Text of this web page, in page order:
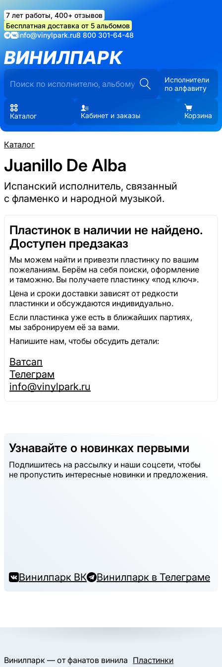
7 лет работы, 400+ отзывов
Бесплатная доставка от 5 альбомов
info@vinylpark.ru8 800 301-64-48
ВИНИЛПАРК
Исполнители
по алфавиту
Каталог Кабинет и заказы Корзина
Каталог
Juanillo De Alba
Испанский исполнитель, связанный
с фламенко и народной музыкой.
Пластинок в наличии не найдено.
Доступен предзаказ
Мы можем найти и привезти пластинку по вашим
пожеланиям. Берём на себя поиски, оформление
и таможню. Вы получаете пластинку «под ключ».
Цена и сроки доставки зависят от редкости
пластинки и обсуждаются индивидуально.
Если пластинка уже есть в ближайших партиях,
мы забронируем её за вами.
Напишите нам, чтобы обсудить детали:
Ватсап
Телеграм
info@vinylpark.ru
Узнавайте о новинках первыми
Подпишитесь на рассылку и наши соцсети, чтобы
не пропустить интересные новинки и предложения.
Винилпарк ВК Винилпарк в Телеграме
Винилпарк — от фанатов винила Пластинки